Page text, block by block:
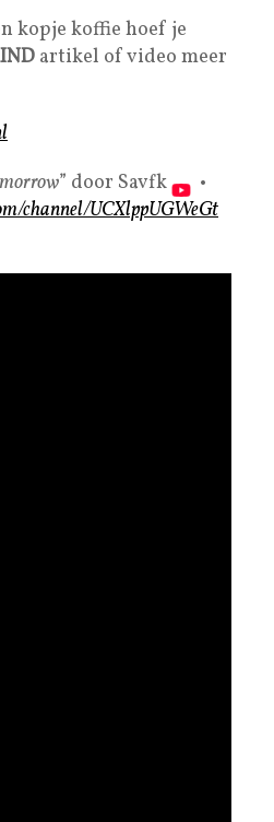
kopje koffie hoef je
artikel of video meer
” door Savfk
•
channel/UCXlppUGWeGt